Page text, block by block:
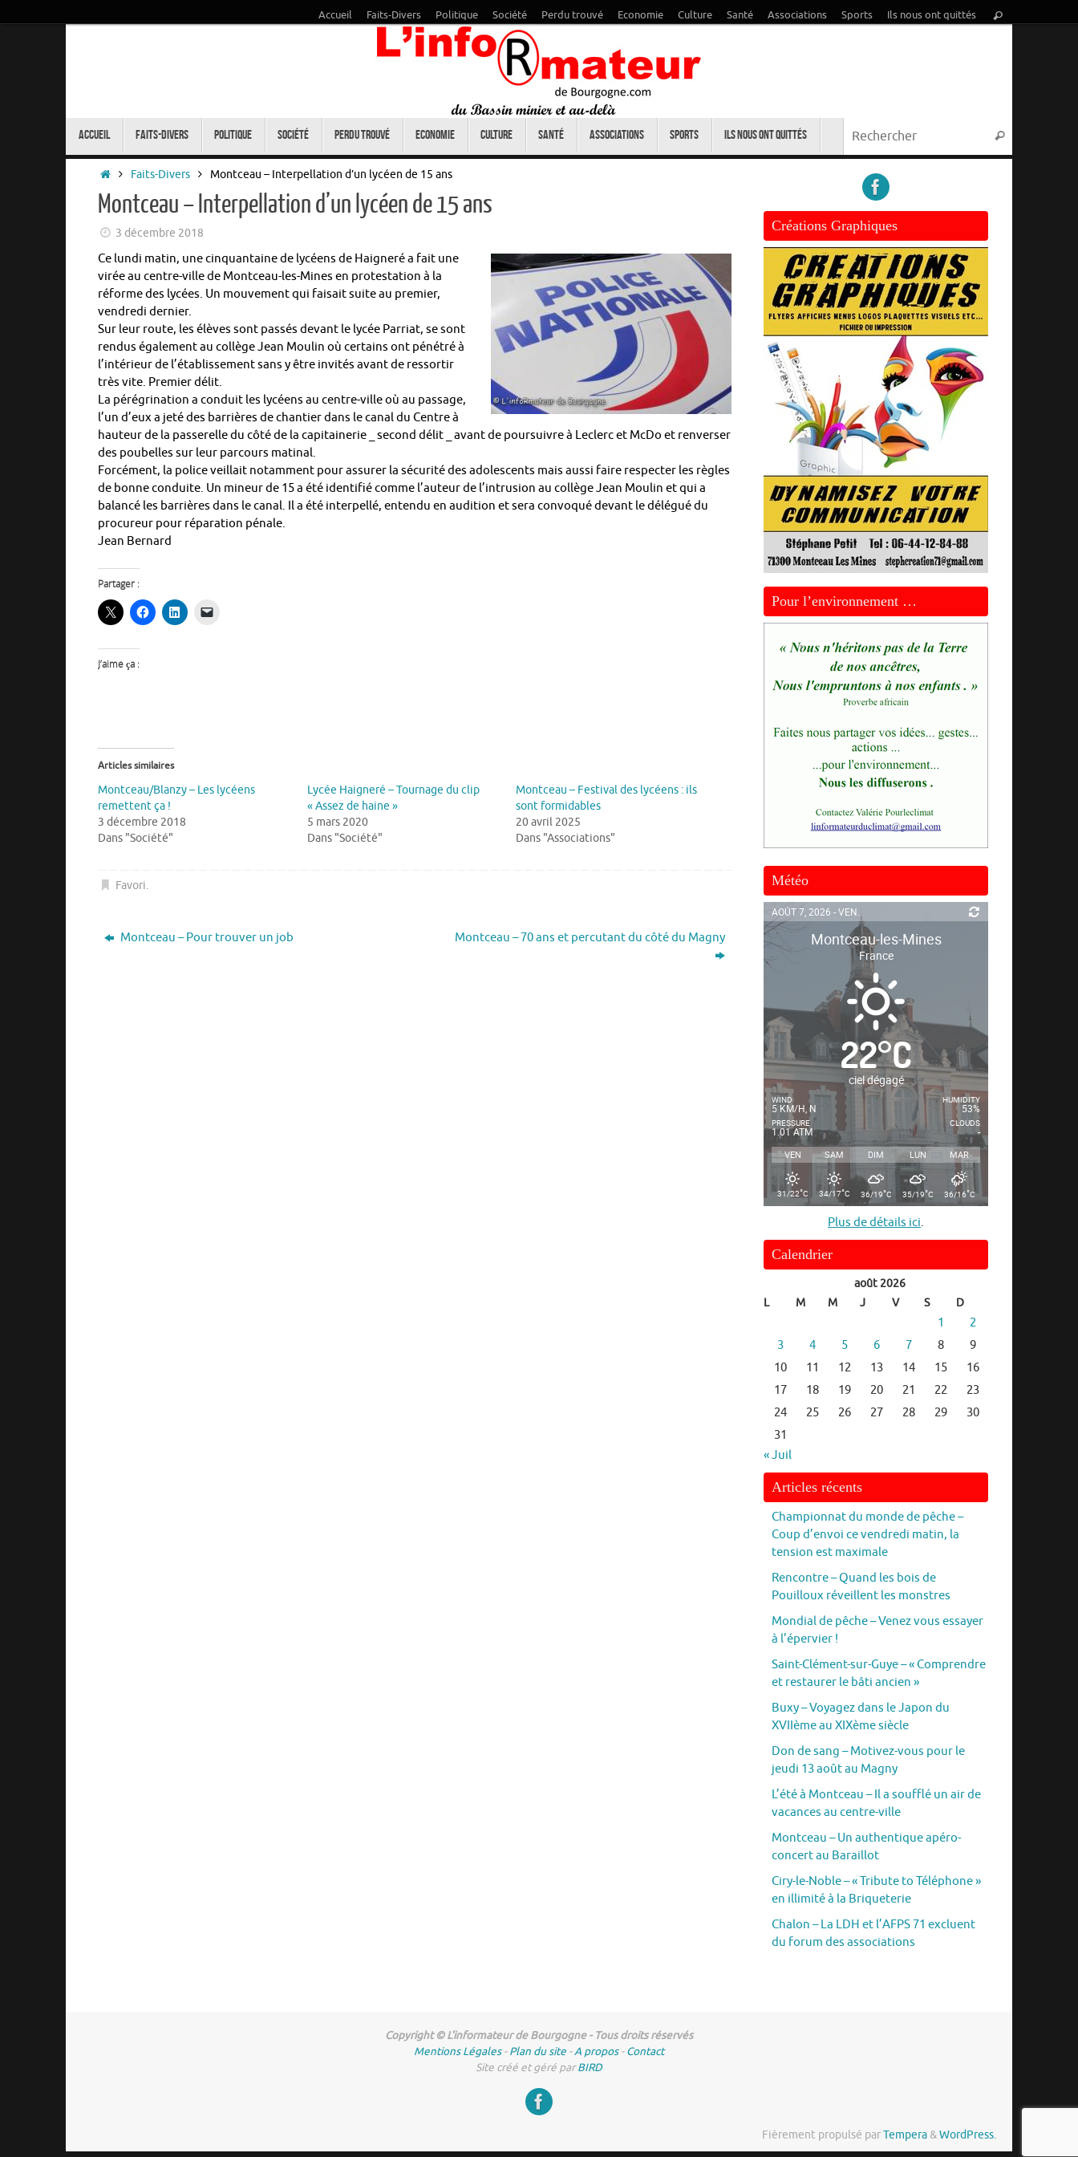
Accueil Faits-Divers Politique Société Perdu trouvé Economie Culture Santé Associations Sports Ils nous ont quittés
pour
Rechercher
Accueil Faits-Divers Politique Société Perdu trouvé Economie Culture Santé Associations Sports Ils nous ont quittés Rechercher
Accueil
Faits-Divers Montceau – Interpellation d’un lycéen de 15 ans
Montceau – Interpellation d’un lycéen de 15 ans
3 décembre 2018
Ce lundi matin, une cinquantaine de lycéens de Haigneré a fait une
virée au centre-ville de Montceau-les-Mines en protestation à la
réforme des lycées. Un mouvement qui faisait suite au premier,
vendredi dernier.
Sur leur route, les élèves sont passés devant le lycée Parriat, se sont
rendus également au collège Jean Moulin où certains ont pénétré à
l’intérieur de l’établissement sans y être invités avant de ressortir
très vite. Premier délit.
La pérégrination a conduit les lycéens au centre-ville où au passage,
l’un d’eux a jeté des barrières de chantier dans le canal du Centre à
hauteur de la passerelle du côté de la capitainerie _ second délit _ avant de poursuivre à Leclerc et McDo et renverser
des poubelles sur leur parcours matinal.
Forcément, la police veillait notamment pour assurer la sécurité des adolescents mais aussi faire respecter les règles
de bonne conduite. Un mineur de 15 a été identifié comme l’auteur de l’intrusion au collège Jean Moulin et qui a
balancé les barrières dans le canal. Il a été interpellé, entendu en audition et sera convoqué devant le délégué du
procureur pour réparation pénale.
Jean Bernard
Partager :
J’aime ça :
Articles similaires
Montceau/Blanzy – Les lycéens
remettent ça !
3 décembre 2018
Dans "Société"
Lycée Haigneré – Tournage du clip
« Assez de haine »
5 mars 2020
Dans "Société"
Montceau – Festival des lycéens : ils
sont formidables
20 avril 2025
Dans "Associations"
Favori.
Montceau – Pour trouver un job Montceau – 70 ans et percutant du côté du Magny
Créations Graphiques
Pour l’environnement …
Météo
AOÛT 7, 2026 - VEN.
Montceau-les-Mines
France
22°C
ciel dégagé
WIND
5 KM/H, N
PRESSURE
1.01 ATM
HUMIDITY
53%
CLOUDS
-
VEN SAM DIM LUN MAR
31/22°C 34/17°C 36/19°C 35/19°C 36/16°C
Plus de détails ici.
Calendrier
août 2026
L
M M J V S D
1
2
3
4 5 6 7 8
9
10
11 12 13 14 15
16
17
18 19 20 21 22
23
24
25 26 27 28 29
30
31
« Juil
Articles récents
Championnat du monde de pêche –
Coup d’envoi ce vendredi matin, la
tension est maximale
Rencontre – Quand les bois de
Pouilloux réveillent les monstres
Mondial de pêche – Venez vous essayer
à l’épervier !
Saint-Clément-sur-Guye – « Comprendre
et restaurer le bâti ancien »
Buxy – Voyagez dans le Japon du
XVIIème au XIXème siècle
Don de sang – Motivez-vous pour le
jeudi 13 août au Magny
L’été à Montceau – Il a soufflé un air de
vacances au centre-ville
Montceau – Un authentique apéro-
concert au Baraillot
Ciry-le-Noble – « Tribute to Téléphone »
en illimité à la Briqueterie
Chalon – La LDH et l’AFPS 71 excluent
du forum des associations
Copyright © L'informateur de Bourgogne - Tous droits réservés
Mentions Légales-Plan du site -A propos-Contact
Site créé et géré parBIRD
Fièrement propulsé parTempera&WordPress.